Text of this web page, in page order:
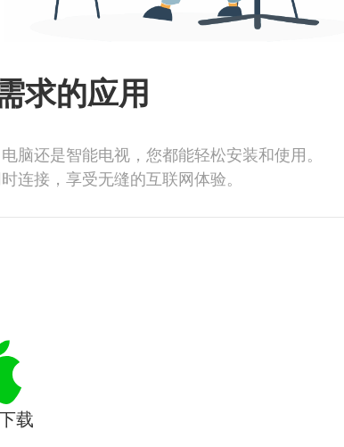
求的应用
脑还是智能电视，您都能轻松安装和使用。
连接，享受无缝的互联网体验。
载